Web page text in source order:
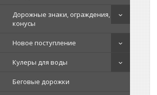
Дорожные знаки, ограждения,
конусы
Новое поступление
Кулеры для воды
Беговые дорожки